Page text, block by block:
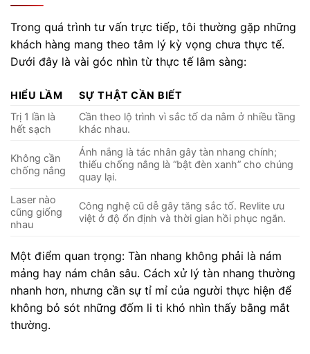
Trong quá trình tư vấn trực tiếp, tôi thường gặp những
khách hàng mang theo tâm lý kỳ vọng chưa thực tế.
Dưới đây là vài góc nhìn từ thực tế lâm sàng:
HIỂU LẦM
SỰ THẬT CẦN BIẾT
Trị 1 lần là
hết sạch
Cần theo lộ trình vì sắc tố da nằm ở nhiều tầng
khác nhau.
Không cần
chống nắng
Ánh nắng là tác nhân gây tàn nhang chính;
thiếu chống nắng là “bật đèn xanh” cho chúng
quay lại.
Laser nào
cũng giống
nhau
Công nghệ cũ dễ gây tăng sắc tố. Revlite ưu
việt ở độ ổn định và thời gian hồi phục ngắn.
Một điểm quan trọng: Tàn nhang không phải là nám
mảng hay nám chân sâu. Cách xử lý tàn nhang thường
nhanh hơn, nhưng cần sự tỉ mỉ của người thực hiện để
không bỏ sót những đốm li ti khó nhìn thấy bằng mắt
thường.